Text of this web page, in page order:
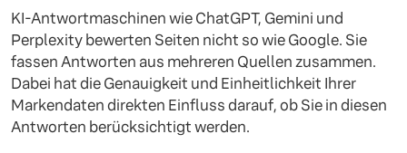
KI-Antwortmaschinen wie ChatGPT, Gemini und
Perplexity bewerten Seiten nicht so wie Google. Sie
fassen Antworten aus mehreren Quellen zusammen.
Dabei hat die Genauigkeit und Einheitlichkeit Ihrer
Markendaten direkten Einfluss darauf, ob Sie in diesen
Antworten berücksichtigt werden.